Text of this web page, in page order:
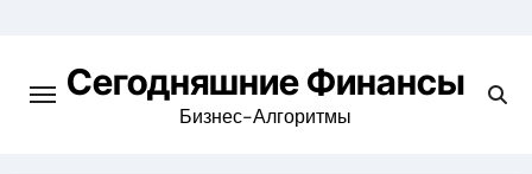
содержимомуСегодняшние Финансы
Бизнес-Алгоритмы